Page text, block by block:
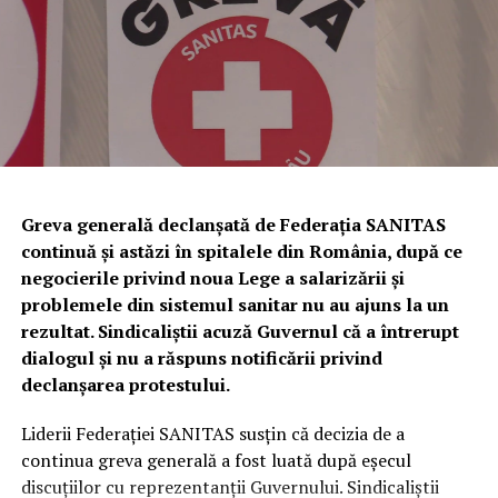
stabilirea și sancționarea contravențiilor silvice.
Totodată, a fost dispusă măsura complementară a
confiscării unei cantități de
338 de kilograme de trufe
evaluate la
81.120 de lei
Urmează verificări privind utilizarea
câinilor pentru identificarea
trufelor
Polițiștii au anunțat că, în perioada următoare,
specialiștii din cadrul Biroului pentru Protecția
Animalelor vor efectua controale privind respectarea
legislației referitoare la deținerea și utilizarea câinilor de
urmă folosiți la identificarea trufelor.
În cazul în care vor fi descoperite abateri, vor fi dispuse
Greva generală declanșată de Federația SANITAS
continuă și astăzi în spitalele din România, după ce
negocierile privind noua Lege a salarizării și
problemele din sistemul sanitar nu au ajuns la un
rezultat. Sindicaliștii acuză Guvernul că a întrerupt
dialogul și nu a răspuns notificării privind
declanșarea protestului.
Liderii Federației SANITAS susțin că decizia de a
continua greva generală a fost luată după eșecul
discuțiilor cu reprezentanții Guvernului. Sindicaliștii